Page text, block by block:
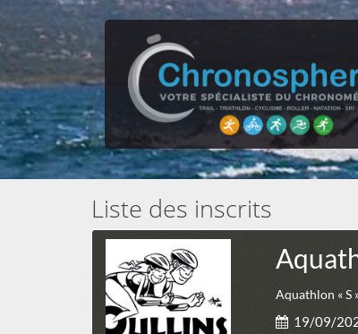
Liste des inscrits
Aquathlon « S
19/09/